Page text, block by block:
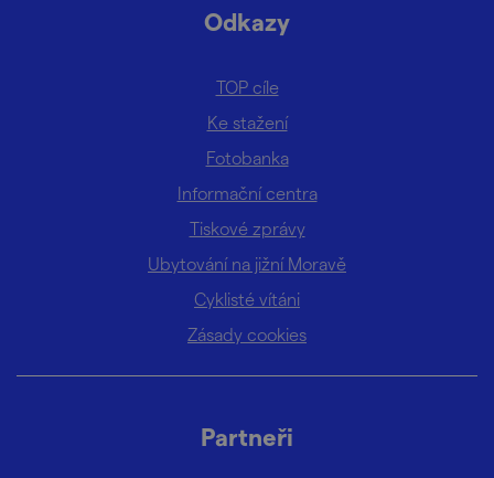
Odkazy
TOP cíle
Ke stažení
Fotobanka
Informační centra
Tiskové zprávy
Ubytování na jižní Moravě
Cyklisté vítáni
Zásady cookies
Partneři